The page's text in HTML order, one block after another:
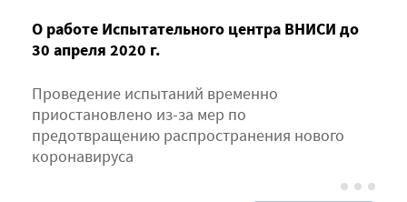
О работе Испытательного центра ВНИСИ до
30 апреля 2020 г.
Проведение испытаний временно
приостановлено из-за мер по
предотвращению распространения нового
коронавируса